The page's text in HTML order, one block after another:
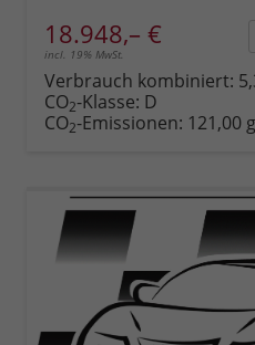
18.948,– €
incl. 19% MwSt.
Verbrauch kombiniert:
CO2-Klasse: D
CO2-Emissionen: 121,00